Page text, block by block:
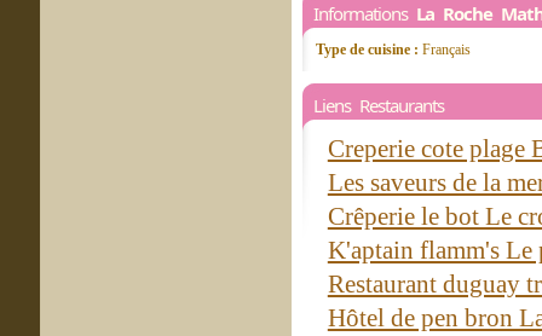
Informations La Roche
Type de cuisine : Français
Liens Restaurants
Creperie cote plage
Les saveurs de la
Crêperie le bot Le
K'aptain flamm's
Restaurant duguay
Hôtel de pen bron